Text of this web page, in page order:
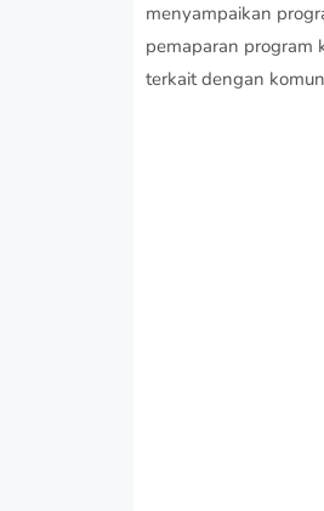
menyampaikan
pemaparan program
terkait dengan